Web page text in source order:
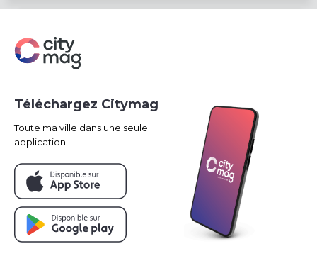
Téléchargez Citymag
Toute ma ville dans une seule
application